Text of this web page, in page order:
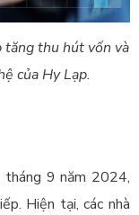
tăng thu hút vốn và
của Hy Lạp.
9 năm 2024,
Hiện tại, các nhà